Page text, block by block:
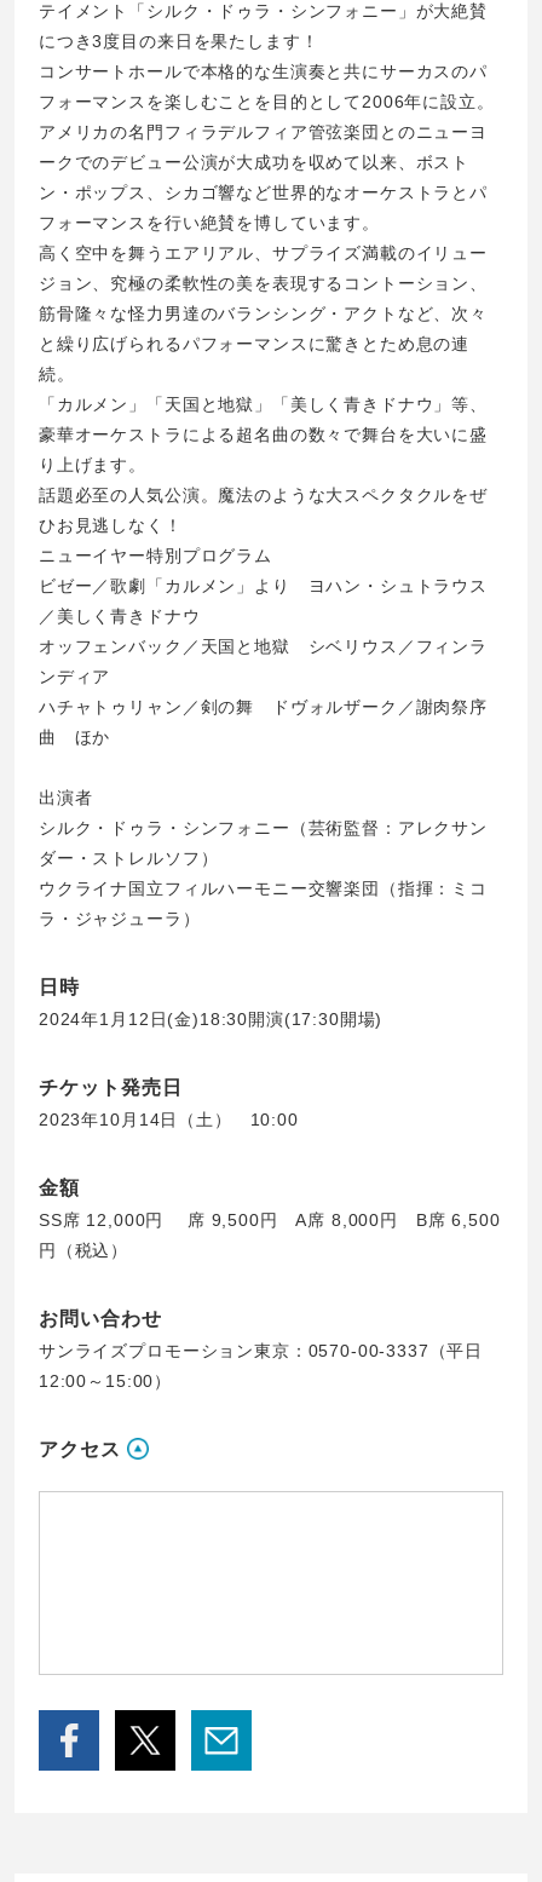
テイメント「シルク・ドゥラ・シンフォニー」が大絶賛
につき3度目の来日を果たします！
コンサートホールで本格的な生演奏と共にサーカスのパ
フォーマンスを楽しむことを目的として2006年に設立。
アメリカの名門フィラデルフィア管弦楽団とのニューヨ
ークでのデビュー公演が大成功を収めて以来、ボスト
ン・ポップス、シカゴ響など世界的なオーケストラとパ
フォーマンスを行い絶賛を博しています。
高く空中を舞うエアリアル、サプライズ満載のイリュー
ジョン、究極の柔軟性の美を表現するコントーション、
筋骨隆々な怪力男達のバランシング・アクトなど、次々
と繰り広げられるパフォーマンスに驚きとため息の連
続。
「カルメン」「天国と地獄」「美しく青きドナウ」等、
豪華オーケストラによる超名曲の数々で舞台を大いに盛
り上げます。
話題必至の人気公演。魔法のような大スペクタクルをぜ
ひお見逃しなく！
ニューイヤー特別プログラム
ビゼー／歌劇「カルメン」より ヨハン・シュトラウス
／美しく青きドナウ
オッフェンバック／天国と地獄 シベリウス／フィンラ
ンディア
ハチャトゥリャン／剣の舞 ドヴォルザーク／謝肉祭序
曲 ほか
出演者
シルク・ドゥラ・シンフォニー（芸術監督：アレクサン
ダー・ストレルソフ）
ウクライナ国立フィルハーモニー交響楽団（指揮：ミコ
ラ・ジャジューラ）
日時
2024年1月12日(金)18:30開演(17:30開場)
チケット発売日
2023年10月14日（土） 10:00
金額
SS席 12,000円 席 9,500円 A席 8,000円 B席 6,500
円（税込）
お問い合わせ
サンライズプロモーション東京：0570-00-3337（平日
12:00～15:00）
アクセス